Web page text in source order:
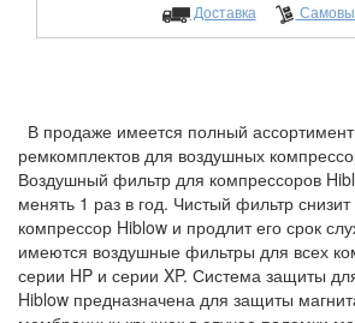
Доставка
В продаже имеется полный
ремкомплектов для воздушных
Воздушный фильтр для компрессоров
менять 1 раз в год. Чистый фильтр снизит
компрессор Hiblow и продлит его срок
имеются воздушные фильтры для всех
серии HP и серии XP. Система защиты
Hiblow предназначена для защиты